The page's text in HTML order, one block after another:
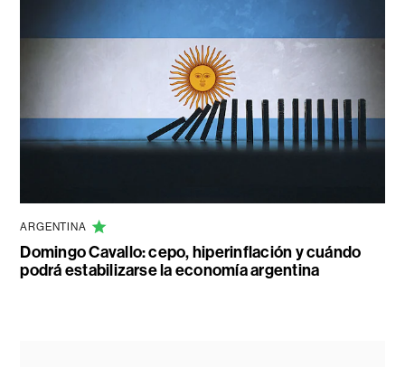
ARGENTINA
Domingo Cavallo: cepo, hiperinflación y cuándo
podrá estabilizarse la economía argentina